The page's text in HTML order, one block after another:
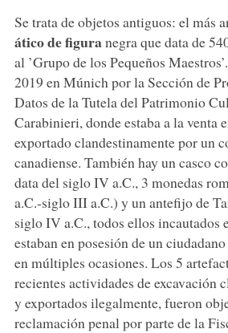
Se trata de objetos antiguos: el más
ático de figuranegra que data de
al ’Grupo de los Pequeños
2019 en Múnich por la Sección de
Datos de la Tutela del Patrimonio
Carabinieri, donde estaba a la venta
exportado clandestinamente por un
canadiense. También hay un casco
data del siglo IV a.C., 3 monedas
a.C.-siglo III a.C.) y un antefijo de
siglo IV a.C., todos ellos incautados
estaban en posesión de un
en múltiples ocasiones. Los 5
recientes actividades de excavación
y exportados ilegalmente, fueron
reclamación penal por parte de la